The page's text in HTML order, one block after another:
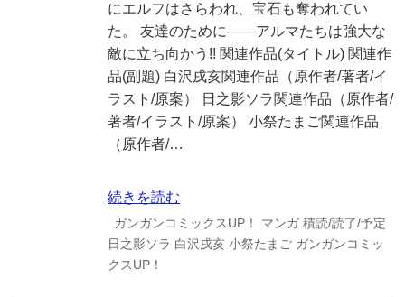
にエルフはさらわれ、宝石も奪われてい
た。 友達のために――アルマたちは強大な
敵に立ち向かう!! 関連作品(タイトル) 関連作
品(副題) 白沢戌亥関連作品（原作者/著者/イ
ラスト/原案） 日之影ソラ関連作品（原作者/
著者/イラスト/原案） 小祭たまご関連作品
（原作者/…
続きを読む
ガンガンコミックスUP！ マンガ 積読/読了/予定
日之影ソラ 白沢戌亥 小祭たまご ガンガンコミッ
クスUP！